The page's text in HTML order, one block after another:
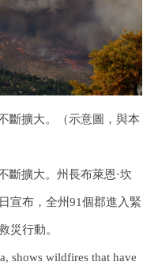
斷擴大。（示意圖，與本
斷擴大。州長布萊恩·坎
宣布，全州91個郡進入緊
災行動。
shows wildfires that have